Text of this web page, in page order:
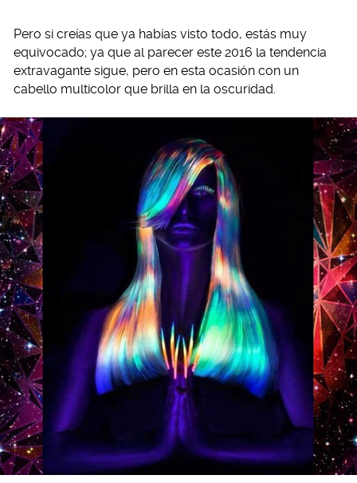
Pero si creías que ya habías visto todo, estás muy
equivocado; ya que al parecer este 2016 la tendencia
extravagante sigue, pero en esta ocasión con un
cabello multicolor que brilla en la oscuridad.